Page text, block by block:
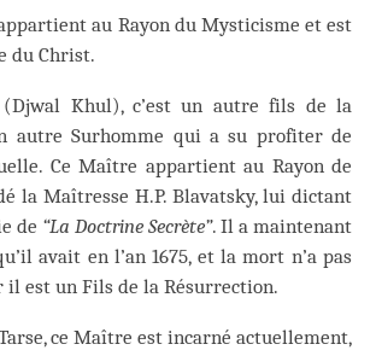
au Rayon du Mysticisme et est
du Christ.
Khul), c’est un autre fils de la
autre Surhomme qui a su profiter de
Ce Maître appartient au Rayon de
la Maîtresse H.P. Blavatsky, lui dictant
de “La Doctrine Secrète”. Il a maintenant
avait en l’an 1675, et la mort n’a pas
il est un Fils de la Résurrection.
ce Maître est incarné actuellement,